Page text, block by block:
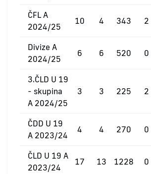
ČFL A
2024/25
10 4 343 2
Divize A
2024/25
6 6 520 0
3.ČLD U 19
- skupina
A 2024/25
3 3 225 2
ČDD U 19
A 2023/24
4 4 270 0
ČLD U 19 A
2023/24
17 13 1228 0